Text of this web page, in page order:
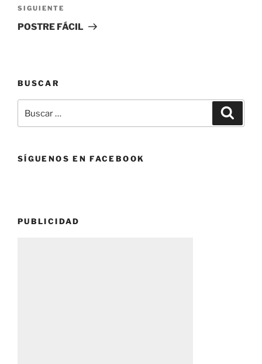
Siguiente
entrada
SIGUIENTE
POSTRE FÁCIL
BUSCAR
por:
SÍGUENOS EN FACEBOOK
PUBLICIDAD